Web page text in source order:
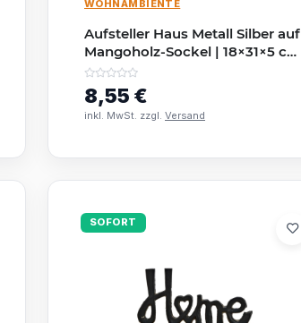
WOHNAMBIENTE
Aufsteller Haus Metall Silber auf
Mangoholz-Sockel | 18×31×5 cm
SALE
8,55 €
inkl. MwSt. zzgl. Versand
SOFORT